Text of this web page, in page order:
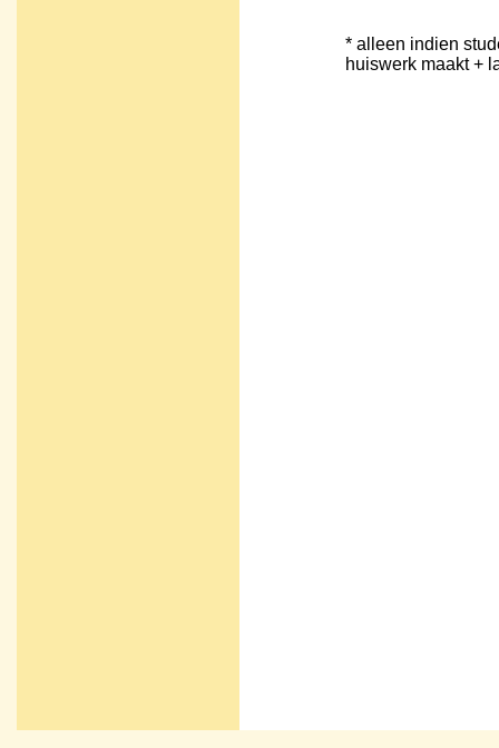
* alleen indien
huiswerk maakt +